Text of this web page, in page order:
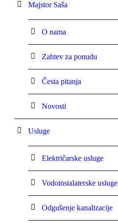
Majstor Saša
O nama
Zahtev za ponudu
Česta pitanja
Novosti
Usluge
Električarske usluge
Vodoinstalaterske usluge
Odgušenje kanalizacije